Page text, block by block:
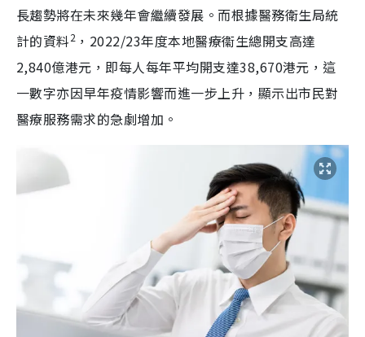
長趨勢將在未來幾年會繼續發展。而根據醫務衛生局統
計的資料2 ，2022/23年度本地醫療衞生總開支高達
2,840億港元，即每人每年平均開支達38,670港元，這
一數字亦因早年疫情影響而進一步上升，顯示出市民對
醫療服務需求的急劇增加。